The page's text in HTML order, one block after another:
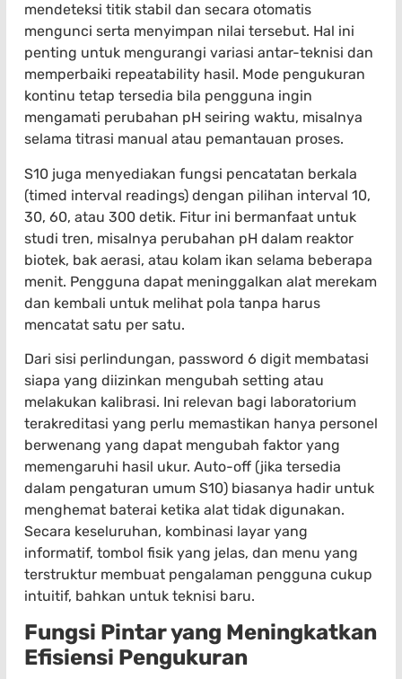
mendeteksi titik stabil dan secara otomatis
mengunci serta menyimpan nilai tersebut. Hal ini
penting untuk mengurangi variasi antar-teknisi dan
memperbaiki repeatability hasil. Mode pengukuran
kontinu tetap tersedia bila pengguna ingin
mengamati perubahan pH seiring waktu, misalnya
selama titrasi manual atau pemantauan proses.
S10 juga menyediakan fungsi pencatatan berkala
(timed interval readings) dengan pilihan interval 10,
30, 60, atau 300 detik. Fitur ini bermanfaat untuk
studi tren, misalnya perubahan pH dalam reaktor
biotek, bak aerasi, atau kolam ikan selama beberapa
menit. Pengguna dapat meninggalkan alat merekam
dan kembali untuk melihat pola tanpa harus
mencatat satu per satu.
Dari sisi perlindungan, password 6 digit membatasi
siapa yang diizinkan mengubah setting atau
melakukan kalibrasi. Ini relevan bagi laboratorium
terakreditasi yang perlu memastikan hanya personel
berwenang yang dapat mengubah faktor yang
memengaruhi hasil ukur. Auto-off (jika tersedia
dalam pengaturan umum S10) biasanya hadir untuk
menghemat baterai ketika alat tidak digunakan.
Secara keseluruhan, kombinasi layar yang
informatif, tombol fisik yang jelas, dan menu yang
terstruktur membuat pengalaman pengguna cukup
intuitif, bahkan untuk teknisi baru.
Fungsi Pintar yang Meningkatkan
Efisiensi Pengukuran